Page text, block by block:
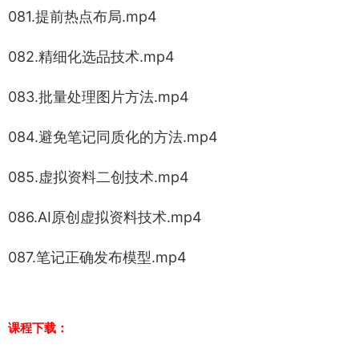
081.提前热点布局.mp4
082.精细化选品技术.mp4
083.批量处理图片方法.mp4
084.避免笔记同质化的方法.mp4
085.虚拟资料二创技术.mp4
086.AI原创虚拟资料技术.mp4
087.笔记正确发布模型.mp4
课程下载：